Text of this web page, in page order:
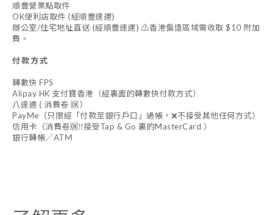
順豐營業點取件
OK便利店取件 (經順豐速運)
辦公室/住宅地址直送 (經順豐速運) ⚠️香港偏遠區域需收取 $10 附加
費。
付款方式
轉數快 FPS
Alipay HK 支付寶香港（經裏面的轉數快付款方式）
八達通 ( 消費卷 🆗）
PayMe（只限經「付款至銀行戶口」過帳，❌不接受其他任何方式）
信用卡（消費卷🆗‼️接受Tap & Go 裏的MasterCard ）
銀行轉帳／ATM